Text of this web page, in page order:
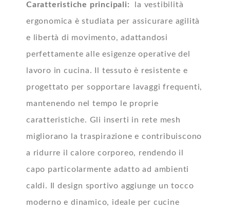
Caratteristiche principali: la vestibilità
ergonomica è studiata per assicurare agilità
e libertà di movimento, adattandosi
perfettamente alle esigenze operative del
lavoro in cucina. Il tessuto è resistente e
progettato per sopportare lavaggi frequenti,
mantenendo nel tempo le proprie
caratteristiche. Gli inserti in rete mesh
migliorano la traspirazione e contribuiscono
a ridurre il calore corporeo, rendendo il
capo particolarmente adatto ad ambienti
caldi. Il design sportivo aggiunge un tocco
moderno e dinamico, ideale per cucine